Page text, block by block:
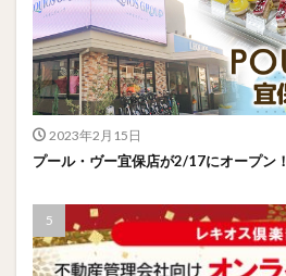
2023年2月15日
プール・ヴー宜保店が2/17にオープン！